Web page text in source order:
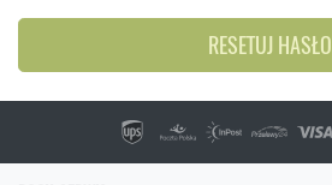
RESETUJ HASŁO